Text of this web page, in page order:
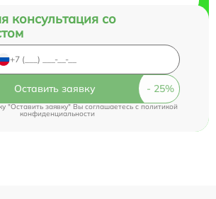
консультация со
Оставить заявку
"Оставить заявку" Вы соглашаетесь cполитикой
конфиденциальности